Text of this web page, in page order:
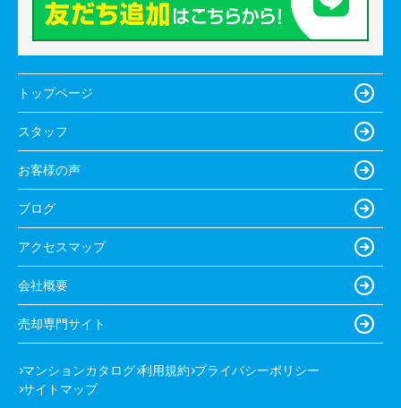
トップページ
スタッフ
お客様の声
ブログ
アクセスマップ
会社概要
売却専門サイト
マンションカタログ 利用規約 プライバシーポリシー
サイトマップ